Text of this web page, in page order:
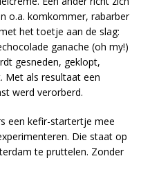
o.a. komkommer, rabarber
het toetje aan de slag:
ganache (oh my!)
gesneden, geklopt,
Met als resultaat een
werd verorberd.
een kefir-startertje mee
Die staat op
te pruttelen. Zonder